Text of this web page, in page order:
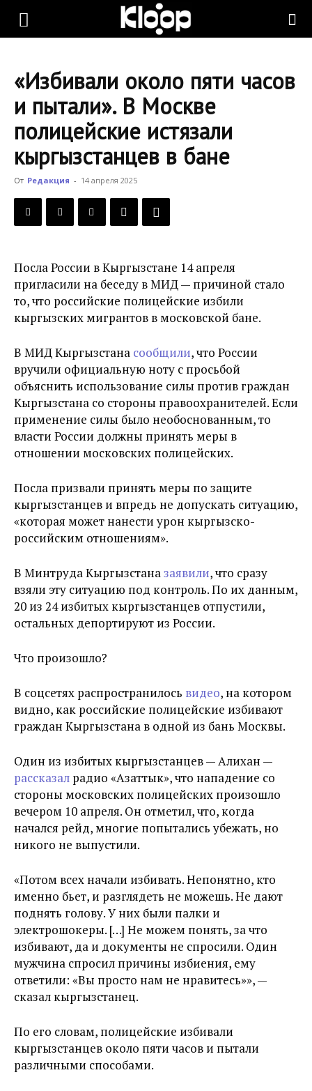
KLOOP.KG
Новости
Кыргызстана
«Избивали около пяти часов
и пытали». В Москве
полицейские истязали
кыргызстанцев в бане
От Редакция - 14 апреля 2025
Посла России в Кыргызстане 14 апреля
пригласили на беседу в МИД — причиной стало
то, что российские полицейские избили
кыргызских мигрантов в московской бане.
В МИД Кыргызстана сообщили, что России
вручили официальную ноту с просьбой
объяснить использование силы против граждан
Кыргызстана со стороны правоохранителей. Если
применение силы было необоснованным, то
власти России должны принять меры в
отношении московских полицейских.
Посла призвали принять меры по защите
кыргызстанцев и впредь не допускать ситуацию,
«которая может нанести урон кыргызско-
российским отношениям».
В Минтруда Кыргызстаназаявили, что сразу
взяли эту ситуацию под контроль. По их данным,
20 из 24 избитых кыргызстанцев отпустили,
остальных депортируют из России.
Что произошло?
В соцсетях распространилось видео, на котором
видно, как российские полицейские избивают
граждан Кыргызстана в одной из бань Москвы.
Один из избитых кыргызстанцев — Алихан —
рассказал радио «Азаттык», что нападение со
стороны московских полицейских произошло
вечером 10 апреля. Он отметил, что, когда
начался рейд, многие попытались убежать, но
никого не выпустили.
«Потом всех начали избивать. Непонятно, кто
именно бьет, и разглядеть не можешь. Не дают
поднять голову. У них были палки и
электрошокеры. […] Не можем понять, за что
избивают, да и документы не спросили. Один
мужчина спросил причины избиения, ему
ответили: «Вы просто нам не нравитесь»», —
сказал кыргызстанец.
По его словам, полицейские избивали
кыргызстанцев около пяти часов и пытали
различными способами.